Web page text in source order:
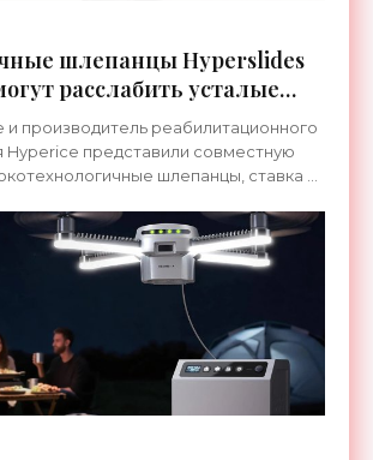
шлепанцы Hyperslides
расслабить усталые
тренировки - «Гаджеты»
и производитель реабилитационного
Hyperice представили совместную
шлепанцы, ставка в